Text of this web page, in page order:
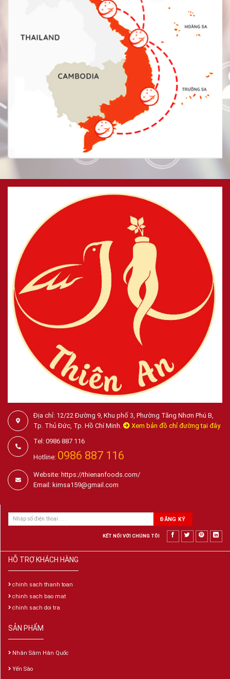
Địa chỉ: 12/22 Đường 9, Khu phố 3, Phường Tăng Nhơn Phú B,
Tp. Thủ Đức, Tp. Hồ Chí Minh.
Xem bản đồ chỉ đường tại đây
Tel: 0986 887 116
Hotline: 0986 887 116
Website: https://thienanfoods.com/
Email: kimsa159@gmail.com
KẾT NỐI VỚI CHÚNG TÔI
HỖ TRỢ KHÁCH HÀNG
chinh sach thanh toan
chinh sach bao mat
chinh sach doi tra
SẢN PHẨM
Nhân Sâm Hàn Quốc
Yến Sào